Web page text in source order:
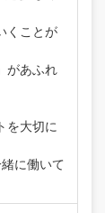
くことが
があふれ
を大切に
に働いて